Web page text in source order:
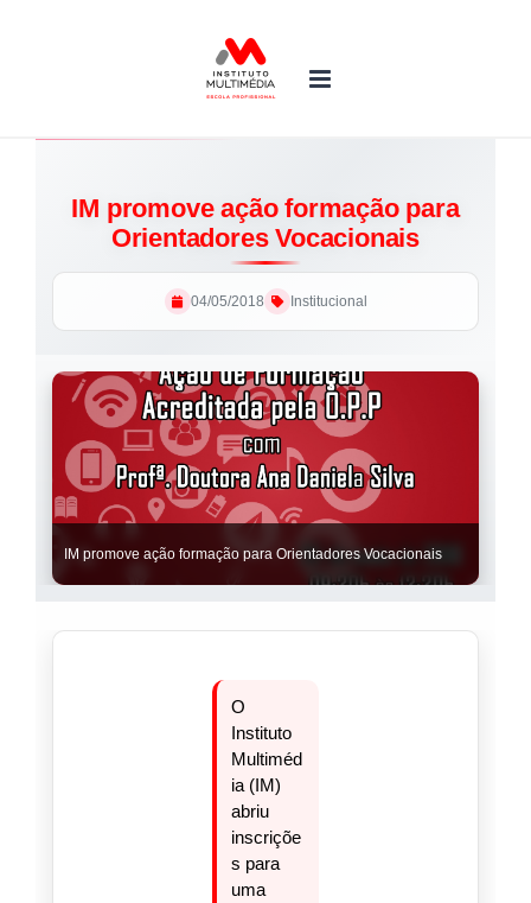
IM promove ação formação para
Orientadores Vocacionais
04/05/2018 Institucional
IM promove ação formação para Orientadores Vocacionais
O
Instituto
Multiméd
ia (IM)
abriu
inscriçõe
s para
uma